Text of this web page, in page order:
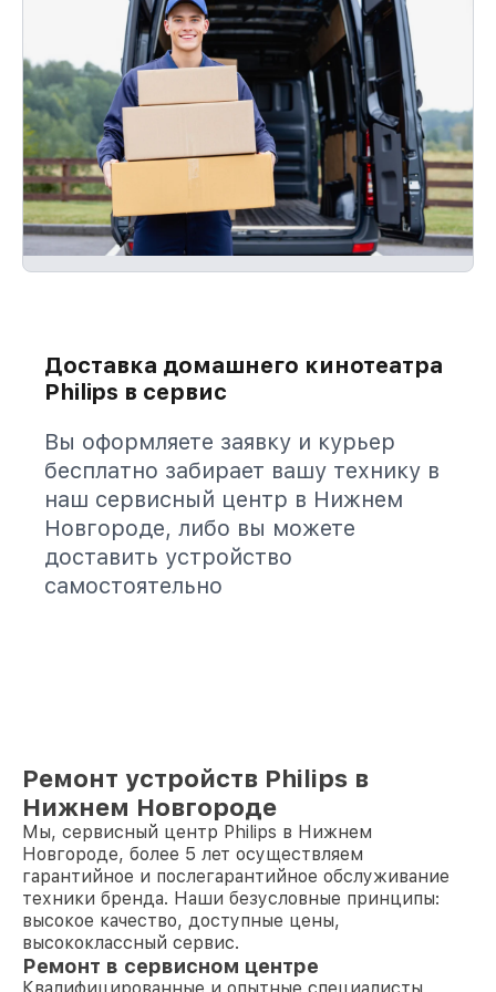
Доставка домашнего кинотеатра
Philips в сервис
Вы оформляете заявку и курьер
бесплатно забирает вашу технику в
наш сервисный центр в Нижнем
Новгороде, либо вы можете
доставить устройство
самостоятельно
Ремонт устройств Philips в
Нижнем Новгороде
Мы, сервисный центр Philips в Нижнем
Новгороде, более 5 лет осуществляем
гарантийное и послегарантийное обслуживание
техники бренда. Наши безусловные принципы:
высокое качество, доступные цены,
высококлассный сервис.
Ремонт в сервисном центре